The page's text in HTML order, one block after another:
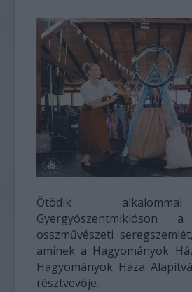
Ötödik
Gyergyószentmiklóson
összművészeti
aminek a Hagyományok
Hagyományok Háza
résztvevője.